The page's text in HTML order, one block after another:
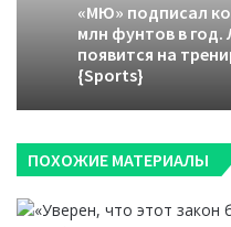
«МЮ» подписал
млн фунтов в год.
появится на
{Sports}
ПОХОЖИЕ МАТЕРИАЛЫ